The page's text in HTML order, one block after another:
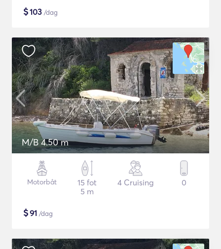
$103 /dag
M/B 4.50 m
Motorbåt
15 fot
5 m
4 Cruising 0
$91 /dag